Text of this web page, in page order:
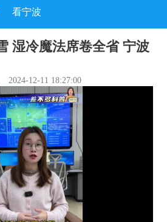
看宁波
湿冷魔法席卷全省 宁波
2024-12-11 18:27:00